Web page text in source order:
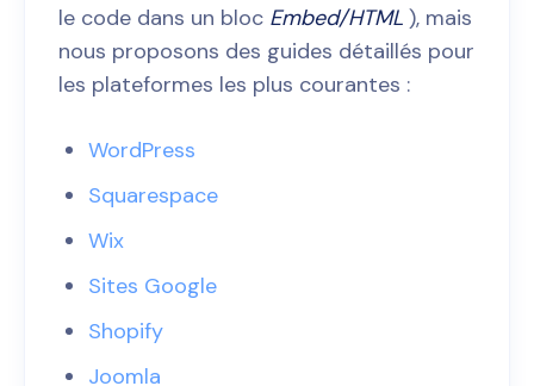
le code dans un bloc Embed/HTML ), mais
nous proposons des guides détaillés pour
les plateformes les plus courantes :
WordPress
Squarespace
Wix
Sites Google
Shopify
Joomla